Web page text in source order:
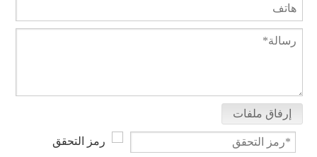
إرفاق ملفات